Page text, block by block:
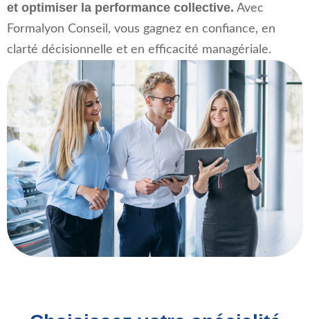
et optimiser la performance collective. Avec
Formalyon Conseil, vous gagnez en confiance, en
clarté décisionnelle et en efficacité managériale.